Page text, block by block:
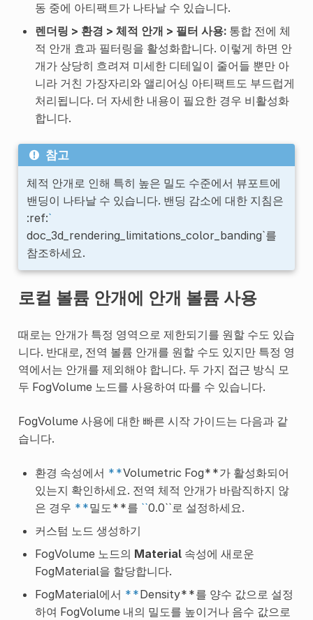
동 중에 아티팩트가 나타날 수 있습니다.
렌더링 > 환경 > 체적 안개 > 필터 사용:통합 전에 체
적 안개 효과 필터링을 활성화합니다. 이렇게 하면 안
개가 상당히 흐려져 미세한 디테일이 줄어들 뿐만 아
니라 거친 가장자리와 앨리어싱 아티팩트도 부드럽게
처리됩니다. 더 자세한 내용이 필요한 경우 비활성화
합니다.
참고
체적 안개로 인해 특히 높은 밀도 수준에서 뷰포트에
밴딩이 나타날 수 있습니다. 밴딩 감소에 대한 지침은
:ref:`
doc_3d_rendering_limitations_color_banding`를
참조하세요.
로컬 볼륨 안개에 안개 볼륨 사용
때로는 안개가 특정 영역으로 제한되기를 원할 수도 있습
니다. 반대로, 전역 볼륨 안개를 원할 수도 있지만 특정 영
역에서는 안개를 제외해야 합니다. 두 가지 접근 방식 모
두 FogVolume 노드를 사용하여 따를 수 있습니다.
FogVolume 사용에 대한 빠른 시작 가이드는 다음과 같
습니다.
환경 속성에서 **Volumetric Fog**가 활성화되어
있는지 확인하세요. 전역 체적 안개가 바람직하지 않
은 경우 **밀도**를 ``0.0``로 설정하세요.
커스텀 노드 생성하기
FogVolume 노드의 Material속성에 새로운
FogMaterial을 할당합니다.
FogMaterial에서 **Density**를 양수 값으로 설정
하여 FogVolume 내의 밀도를 높이거나 음수 값으로